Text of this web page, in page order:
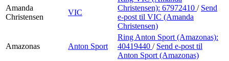
Amanda
Christensen
VIC
Christensen): 67972410 / Send
e-post til VIC (Amanda
Christensen)
Amazonas Anton Sport
Ring Anton Sport (Amazonas):
40419440 / Send e-post til
Anton Sport (Amazonas)